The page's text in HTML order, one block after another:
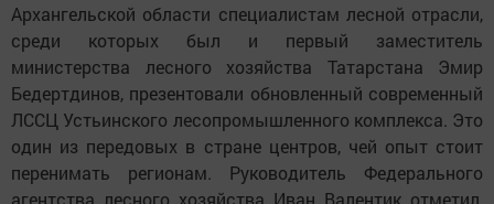
Архангельской области специалистам лесной отрасли,
среди которых был и первый заместитель
министерства лесного хозяйства Татарстана Эмир
Бедертдинов, презентовали обновленный современный
ЛССЦ Устьинского лесопромышленного комплекса. Это
один из передовых в стране центров, чей опыт стоит
перенимать регионам. Руководитель Федерального
агентства лесного хозяйства Иван Валентик отметил,